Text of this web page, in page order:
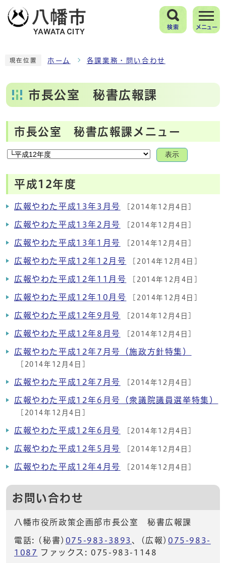
検索 メニュー
現在位置 ホーム 各課業務・問い合わせ
市長公室 秘書広報課
市長公室 秘書広報課メニュー
表示
平成12年度
広報やわた平成13年3月号 [2014年12月4日]
広報やわた平成13年2月号 [2014年12月4日]
広報やわた平成13年1月号 [2014年12月4日]
広報やわた平成12年12月号 [2014年12月4日]
広報やわた平成12年11月号 [2014年12月4日]
広報やわた平成12年10月号 [2014年12月4日]
広報やわた平成12年9月号 [2014年12月4日]
広報やわた平成12年8月号 [2014年12月4日]
広報やわた平成12年7月号（施政方針特集）
[2014年12月4日]
広報やわた平成12年7月号 [2014年12月4日]
広報やわた平成12年6月号（衆議院議員選挙特集）
[2014年12月4日]
広報やわた平成12年6月号 [2014年12月4日]
広報やわた平成12年5月号 [2014年12月4日]
広報やわた平成12年4月号 [2014年12月4日]
お問い合わせ
八幡市役所政策企画部市長公室 秘書広報課
電話: (秘書) 075-983-3893 、(広報) 075-983-
1087 ファックス: 075-983-1148